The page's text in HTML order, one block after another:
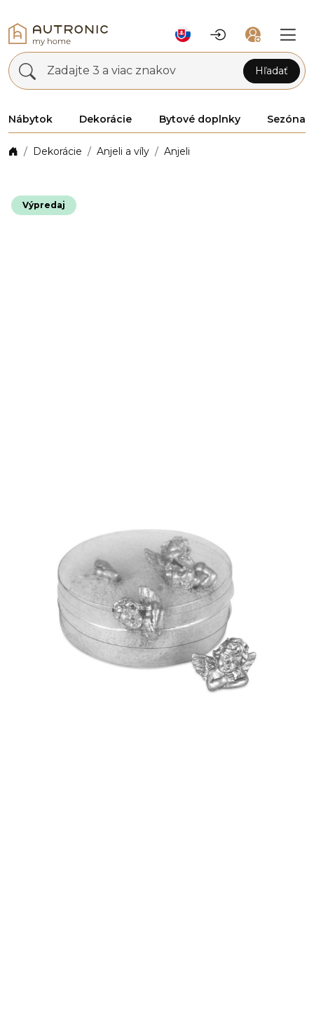
Zadajte 3 a viac znakov Hľadať
Nábytok Dekorácie Bytové doplnky Sezóna
Dekorácie Anjeli a víly Anjeli
Výpredaj